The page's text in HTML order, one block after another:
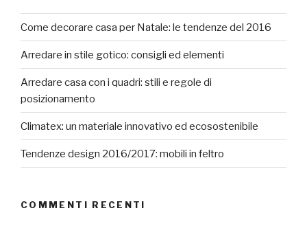
Come decorare casa per Natale: le tendenze del 2016
Arredare in stile gotico: consigli ed elementi
Arredare casa con i quadri: stili e regole di
posizionamento
Climatex: un materiale innovativo ed ecosostenibile
Tendenze design 2016/2017: mobili in feltro
COMMENTI RECENTI